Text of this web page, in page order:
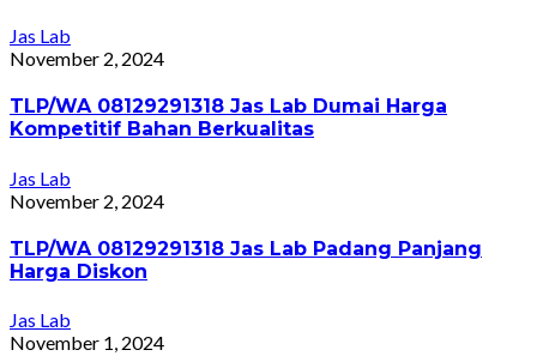
Jas Lab
November 2, 2024
TLP/WA 08129291318 Jas Lab Dumai Harga
Kompetitif Bahan Berkualitas
Jas Lab
November 2, 2024
TLP/WA 08129291318 Jas Lab Padang Panjang
Harga Diskon
Jas Lab
November 1, 2024